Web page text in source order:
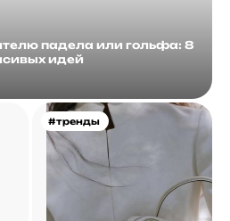
падела или гольфа: 8
идей
#тренды